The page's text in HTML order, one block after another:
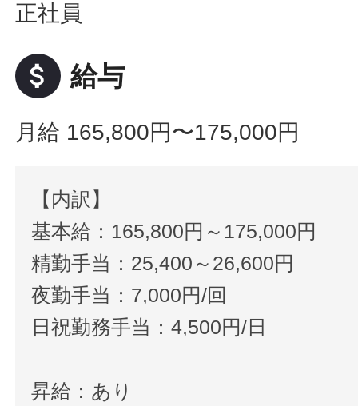
正社員
attach_money 給与
月給 165,800円〜175,000円
【内訳】
基本給：165,800円～175,000円
精勤手当：25,400～26,600円
夜勤手当：7,000円/回
日祝勤務手当：4,500円/日
昇給：あり